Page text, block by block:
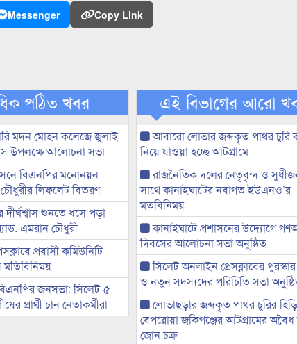
Messenger Copy Link
পঠিত খবর
মদন মোহন কলেজে জুলাই
উপলক্ষে আলোচনা সভা
বিএনপির মনোনয়ন
লিফলেট বিতরণ
দীর্ঘশ্বাস শুনতে ধসে পড়া
এমরান চৌধুরী
প্রবাসী কমিউনিটি
মতিবিনিময়
জনসভা: সিলেট-৫
প্রার্থী চান নেতাকর্মীরা
এই বিভাগের আরো
আবারো লোভার জব্দকৃত পাথর চুরি
নিয়ে যাওয়া হচ্ছে আটগ্রামে
রাজনৈতিক দলের নেতৃবৃন্দ ও
সাথে কানাইঘাটের নবাগত ইউএনও’র
মতবিনিময়
কানাইঘাটে প্রশাসনের উদ্যোগে
দিবসের আলোচনা সভা অনুষ্ঠিত
সিলেট অনলাইন প্রেসক্লাবের
ও নতুন সদস্যদের পরিচিতি সভা
লোভাছড়ার জব্দকৃত পাথর চুরির
বেপরোয়া জকিগঞ্জের আটগ্রামের অবৈধ
জোন চক্র